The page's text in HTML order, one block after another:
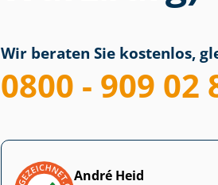
Wir beraten Sie kostenlos,
0800 - 909 02
André Heid